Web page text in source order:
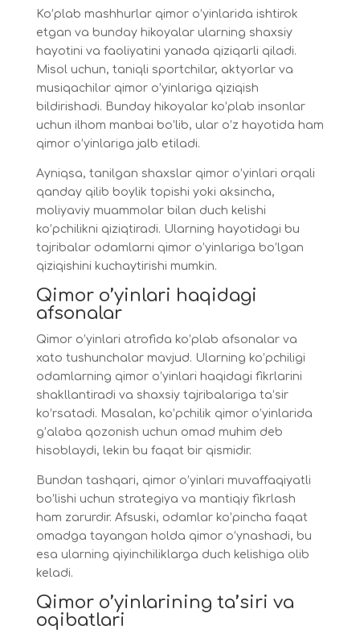
Ko’plab mashhurlar qimor o’yinlarida ishtirok
etgan va bunday hikoyalar ularning shaxsiy
hayotini va faoliyatini yanada qiziqarli qiladi.
Misol uchun, taniqli sportchilar, aktyorlar va
musiqachilar qimor o’yinlariga qiziqish
bildirishadi. Bunday hikoyalar ko’plab insonlar
uchun ilhom manbai bo’lib, ular o’z hayotida ham
qimor o’yinlariga jalb etiladi.
Ayniqsa, tanilgan shaxslar qimor o’yinlari orqali
qanday qilib boylik topishi yoki aksincha,
moliyaviy muammolar bilan duch kelishi
ko’pchilikni qiziqtiradi. Ularning hayotidagi bu
tajribalar odamlarni qimor o’yinlariga bo’lgan
qiziqishini kuchaytirishi mumkin.
Qimor o’yinlari haqidagi
afsonalar
Qimor o’yinlari atrofida ko’plab afsonalar va
xato tushunchalar mavjud. Ularning ko’pchiligi
odamlarning qimor o’yinlari haqidagi fikrlarini
shakllantiradi va shaxsiy tajribalariga ta’sir
ko’rsatadi. Masalan, ko’pchilik qimor o’yinlarida
g’alaba qozonish uchun omad muhim deb
hisoblaydi, lekin bu faqat bir qismidir.
Bundan tashqari, qimor o’yinlari muvaffaqiyatli
bo’lishi uchun strategiya va mantiqiy fikrlash
ham zarurdir. Afsuski, odamlar ko’pincha faqat
omadga tayangan holda qimor o’ynashadi, bu
esa ularning qiyinchiliklarga duch kelishiga olib
keladi.
Qimor o’yinlarining ta’siri va
oqibatlari